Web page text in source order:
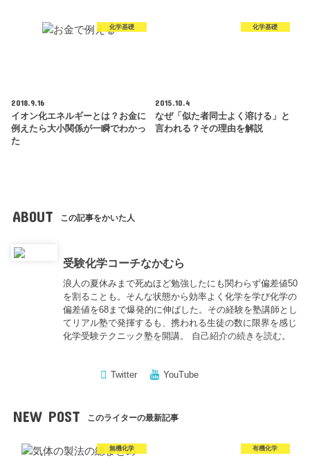
化学基礎
2018.9.16
イオン化エネルギーとは？お金に
例えたら大小関係が一瞬でわかっ
た
化学基礎
2015.10.4
なぜ「似た者同士よく溶ける」と
言われる？その理由を解説
ABOUT この記事をかいた人
受験化学コーチなかむら
浪人の夏休みまで死ぬほど勉強したにも関わらず偏差値50
を割ることも。そんな状態から効率よく化学を学び化学の
偏差値を68まで爆発的に伸ばした。その経験を塾講師とし
てリアル塾で発揮するも、携われる生徒の数に限界を感じ
化学受験テクニック塾を開講。 自己紹介の続きを読む。
Twitter YouTube
NEW POST このライターの最新記事
無機化学 有機化学